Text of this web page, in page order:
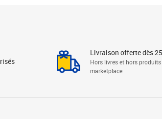
Livraison offerte dès
Hors livres et hors produits
marketplace